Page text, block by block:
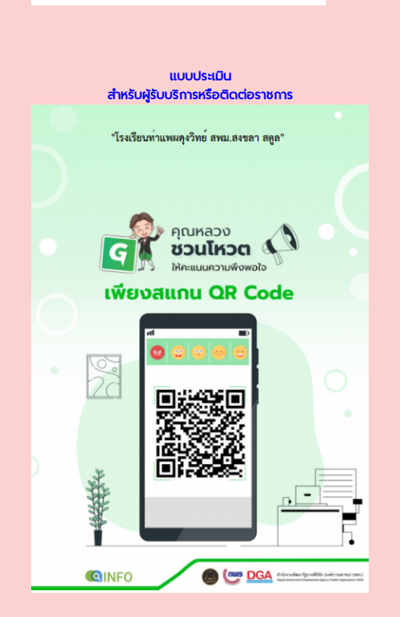
แบบประเมิน
สำหรับผู้รับบริการหรือติดต่อราชการ